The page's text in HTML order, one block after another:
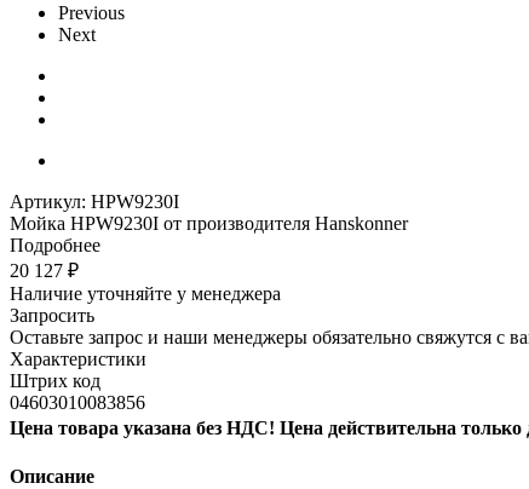
Previous
Next
Артикул: HPW9230I
Мойка HPW9230I от производителя Hanskonner
Подробнее
20 127 ₽
Наличие уточняйте у менеджера
Запросить
Оставьте запрос и наши менеджеры обязательно свяжутся с
Характеристики
Штрих код
04603010083856
Цена товара указана без НДС! Цена действительна
Описание